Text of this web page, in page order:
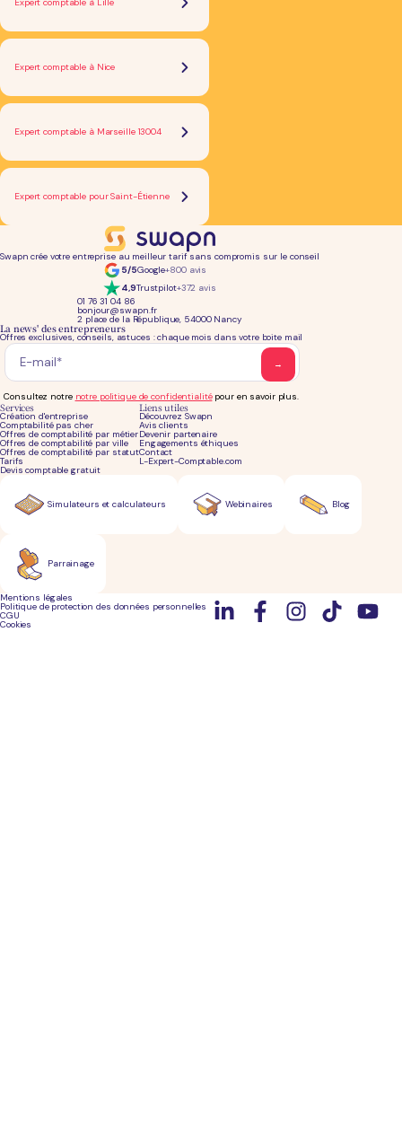
Expert comptable à Nice
Expert comptable à Marseille 13004
Expert comptable pour Saint-Étienne
Swapn crée votre entreprise au meilleur tarif sans compromis sur le conseil
5/5Google+800 avis
4,9Trustpilot+372 avis
01 76 31 04 86
bonjour@swapn.fr
2 place de la République, 54000 Nancy
Services
Création d'entreprise
Comptabilité pas cher
Offres de comptabilité par métier
Offres de comptabilité par ville
Offres de comptabilité par statut
Tarifs
Devis comptable gratuit
Liens utiles
Découvrez Swapn
Avis clients
Devenir partenaire
Engagements éthiques
Contact
L-Expert-Comptable.com
La news' des entrepreneurs
Offres exclusives, conseils, astuces : chaque mois dans votre boite mail
Consultez notre notre politique de confidentialitépour en savoir plus.
Simulateurs et calculateurs Blog
Parrainage
Webinaires
Mentions légales
Politique de protection des données personnelles
CGU
Cookies